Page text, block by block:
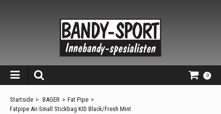
0
Startside > BAGER > Fat Pipe >
Fatpipe Air-Small Stickbag KID Black/Fresh Mint